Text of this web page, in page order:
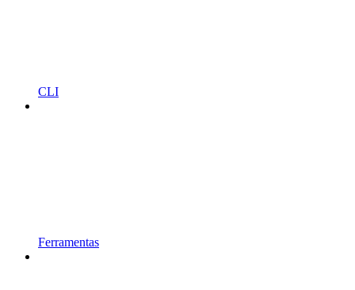
CLI
Ferramentas